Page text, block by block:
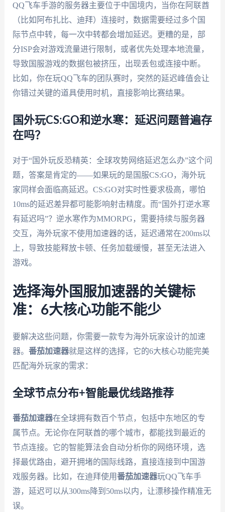
QQ飞车手游的服务器主要位于中国境内，当你在阿联酋
（比如阿布扎比、迪拜）连接时，数据需要经过多个国
际节点中转，每一次中转都会增加延迟。更糟的是，部
分ISP会对游戏流量进行限制，或者优先处理本地流量，
导致国服游戏的数据包被挤压，出现丢包或连接中断。
比如，你在玩QQ飞车的团队赛时，突然的延迟峰值会让
你错过关键的道具使用时机，直接影响比赛结果。
国外玩CS:GO和逆水寒：延迟问题普遍存
在吗？
对于“国外玩反恐精英：全球攻势网络延迟怎么办”这个问
题，答案是肯定的——如果玩的是国服CS:GO，海外玩
家同样会面临高延迟。CS:GO对实时性要求极高，哪怕
10ms的延迟差异都可能影响射击精度。而“国外打逆水寒
有延迟吗”？逆水寒作为MMORPG，需要持续与服务器
交互，海外玩家不使用加速器的话，延迟通常在200ms以
上，导致技能释放卡顿、任务加载缓慢，甚至无法进入
游戏。
选择海外国服加速器的关键标
准：6大核心功能不能少
要解决这些问题，你需要一款专为海外玩家设计的加速
器。 番茄加速器就是这样的选择，它的6大核心功能完美
匹配海外玩家的需求：
全球节点分布+智能最优线路推荐
番茄加速器在全球拥有数百个节点，包括中东地区的专
属节点。无论你在阿联酋的哪个城市，都能找到最近的
节点连接。它的智能算法会自动分析你的网络环境，选
择最优路由，避开拥堵的国际线路，直接连接到中国游
戏服务器。比如，在迪拜使用番茄加速器玩QQ飞车手
游，延迟可以从300ms降到50ms以内，让漂移操作精准无
误。